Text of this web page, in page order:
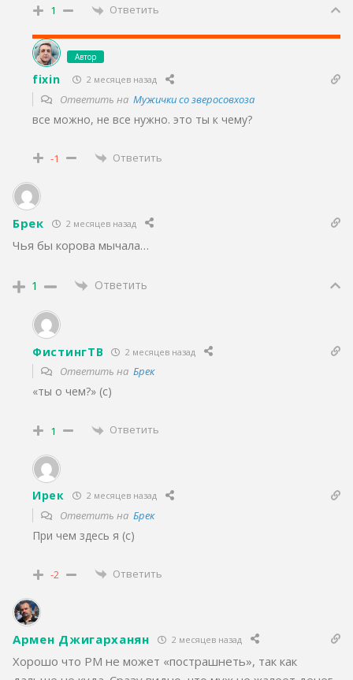
1 Ответить
Автор
fixin 2 месяцев назад
Ответить на Мужички со зверосовхоза
все можно, не все нужно. это ты к чему?
-1 Ответить
Брек 2 месяцев назад
Чья бы корова мычала…
1 Ответить
ФистингТВ 2 месяцев назад
Ответить на Брек
«ты о чем?» (с)
1 Ответить
Ирек 2 месяцев назад
Ответить на Брек
При чем здесь я (с)
-2 Ответить
Армен Джигарханян 2 месяцев назад
Хорошо что РМ не может «пострашнеть», так как